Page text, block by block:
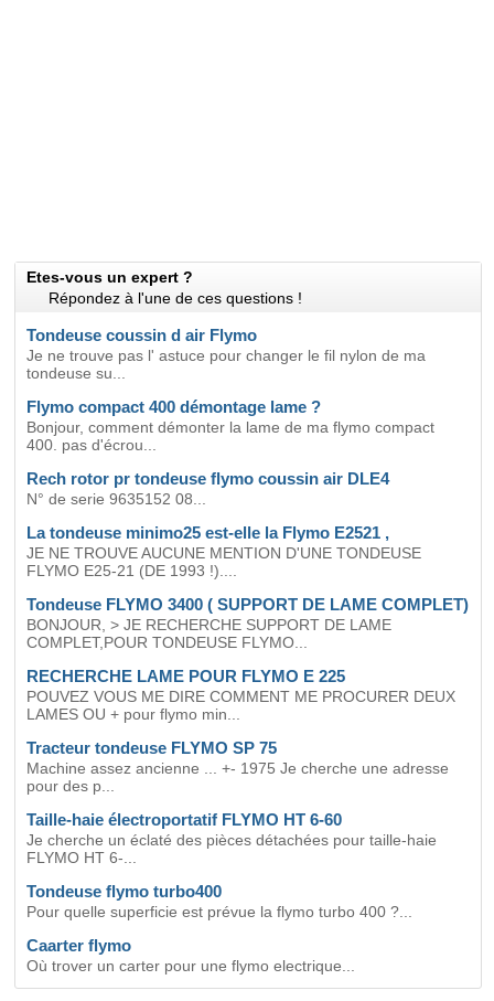
Etes-vous un expert ?
Répondez à l'une de ces questions !
Tondeuse coussin d air Flymo
Je ne trouve pas l' astuce pour changer le fil nylon de ma
tondeuse su...
Flymo compact 400 démontage lame ?
Bonjour, comment démonter la lame de ma flymo compact
400. pas d'écrou...
Rech rotor pr tondeuse flymo coussin air DLE4
N° de serie 9635152 08...
La tondeuse minimo25 est-elle la Flymo E2521 ,
JE NE TROUVE AUCUNE MENTION D'UNE TONDEUSE
FLYMO E25-21 (DE 1993 !)....
Tondeuse FLYMO 3400 ( SUPPORT DE LAME COMPLET)
BONJOUR, > JE RECHERCHE SUPPORT DE LAME
COMPLET,POUR TONDEUSE FLYMO...
RECHERCHE LAME POUR FLYMO E 225
POUVEZ VOUS ME DIRE COMMENT ME PROCURER DEUX
LAMES OU + pour flymo min...
Tracteur tondeuse FLYMO SP 75
Machine assez ancienne ... +- 1975 Je cherche une adresse
pour des p...
Taille-haie électroportatif FLYMO HT 6-60
Je cherche un éclaté des pièces détachées pour taille-haie
FLYMO HT 6-...
Tondeuse flymo turbo400
Pour quelle superficie est prévue la flymo turbo 400 ?...
Caarter flymo
Où trover un carter pour une flymo electrique...